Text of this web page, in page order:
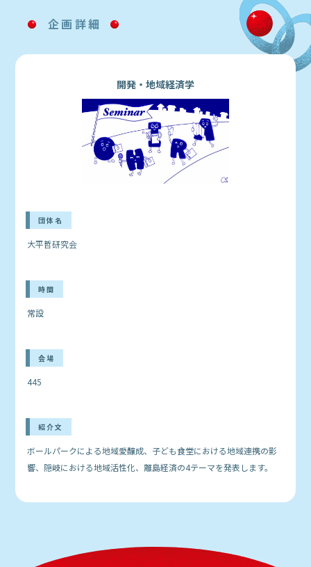
企画詳細
開発・地域経済学
団体名
大平哲研究会
時間
常設
会場
445
紹介文
ボールパークによる地域愛醸成、子ども食堂における地域連携の影
響、隠岐における地域活性化、離島経済の4テーマを発表します。